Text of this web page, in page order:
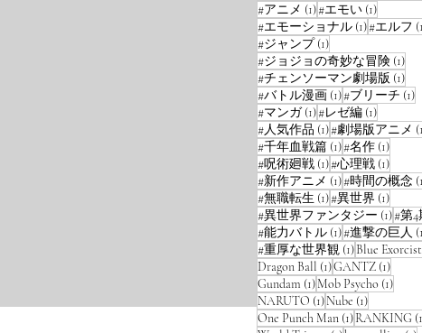
#アニメ (1)1 post
#エモい (1)1 post
#エモーショナル (1)1 post
#エルフ
#ジャンプ (1)1 post
#ジョジョの奇妙な冒険 (1)1
#チェンソーマン劇場版 (1)1
#バトル漫画 (1)1 post
#ブリーチ (1)
#マンガ (1)1 post
#レゼ編 (1)1 post
#人気作品 (1)1 post
#劇場版アニメ
#千年血戦篇 (1)1 post
#名作 (1)1 post
#呪術廻戦 (1)1 post
#心理戦 (1)1 post
#新作アニメ (1)1 post
#時間の概念
#無職転生 (1)1 post
#異世界 (1)1 post
#異世界ファンタジー (1)1 post
#第4
#能力バトル (1)1 post
#進撃の巨人
#重厚な世界観 (1)1 post
Blue Exorcist
Dragon Ball (1)1 post
GANTZ (1)1 post
Gundam (1)1 post
Mob Psycho (1)1 post
NARUTO (1)1 post
Nube (1)1 post
One Punch Man (1)1 post
RANKING